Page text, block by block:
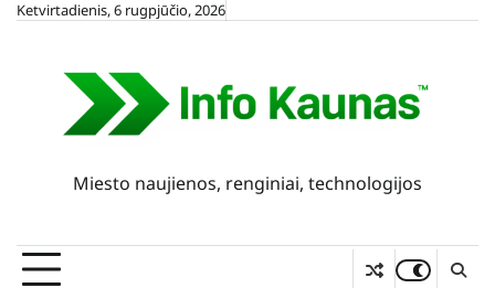
SkipKetvirtadienis, 6 rugpjūčio, 2026
Miesto naujienos, renginiai, technologijos